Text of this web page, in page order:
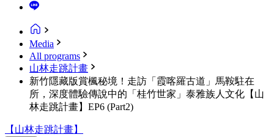
Media
All programs
山林走跳計畫
新竹隱藏版賞楓秘境！走訪「霞喀羅古道」馬鞍駐在
所，深度體驗傳說中的「桂竹世家」泰雅族人文化【山
林走跳計畫】EP6 (Part2)
【山林走跳計畫】